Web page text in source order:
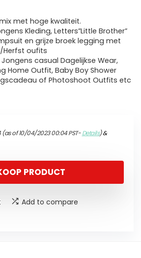
met hoge kwaliteit.
Kleding, Letters”Little Brother”
en grijze broek legging met
Herfst oufits
casual Dagelijkse Wear,
Home Outfit, Baby Boy Shower
of Photoshoot Outfits etc
(as of 10/04/2023 00:04 PST-Details)&
PRODUCT
Add to compare